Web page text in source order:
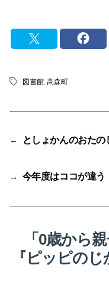
タ
図書館,高森町
← としょかんのおた
→ 今年度はココが違
「0歳から
『ピッピの